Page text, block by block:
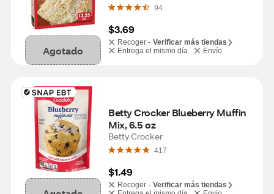
Agotado
94
$3.69
Recoger - Verificar más tiendas
Entrega el mismo día
Envío
Betty Crocker Blueberry Muffin
Mix, 6.5 oz
Betty Crocker
417
$1.49
Recoger - Verificar más tiendas